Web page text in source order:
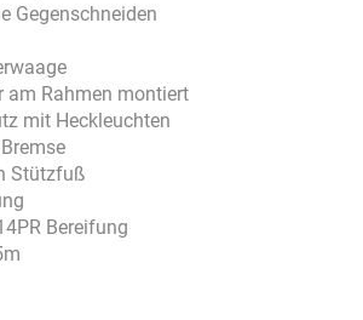
Gegenschneiden
am Rahmen montiert
mit Heckleuchten
Stützfuß
Bereifung